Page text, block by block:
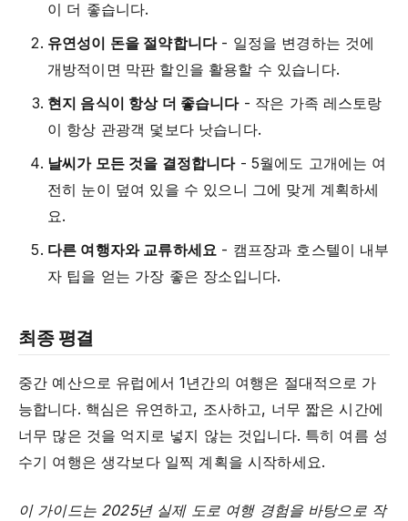
이 더 좋습니다.
유연성이 돈을 절약합니다- 일정을 변경하는 것에
개방적이면 막판 할인을 활용할 수 있습니다.
현지 음식이 항상 더 좋습니다- 작은 가족 레스토랑
이 항상 관광객 덫보다 낫습니다.
날씨가 모든 것을 결정합니다- 5월에도 고개에는 여
전히 눈이 덮여 있을 수 있으니 그에 맞게 계획하세
요.
다른 여행자와 교류하세요 - 캠프장과 호스텔이 내부
자 팁을 얻는 가장 좋은 장소입니다.
최종 평결
중간 예산으로 유럽에서 1년간의 여행은 절대적으로 가
능합니다. 핵심은 유연하고, 조사하고, 너무 짧은 시간에
너무 많은 것을 억지로 넣지 않는 것입니다. 특히 여름 성
수기 여행은 생각보다 일찍 계획을 시작하세요.
이 가이드는 2025년 실제 도로 여행 경험을 바탕으로 작